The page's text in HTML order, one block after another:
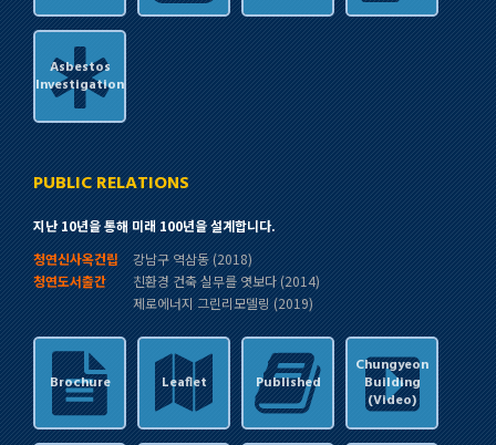
Asbestos
Investigation
PUBLIC RELATIONS
지난 10년을 통해 미래 100년을 설계합니다.
청연신사옥건립
강남구 역삼동 (2018)
청연도서출간
친환경 건축 실무를 엿보다 (2014)
제로에너지 그린리모델링 (2019)
Brochure Leaflet Published
Chungyeon
Building
(Video)